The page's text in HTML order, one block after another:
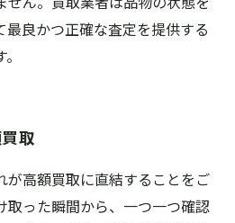
良かつ正確な査定を提供する
取
が高額買取に直結することをご
取った瞬間から、一つ一つ確認